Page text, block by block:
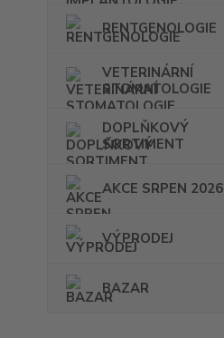
RENTGENOLOGIE
VETERINÁRNÍ
STOMATOLOGIE
DOPLŇKOVÝ
SORTIMENT
AKCE SRPEN 2026
VÝPRODEJ
BAZAR